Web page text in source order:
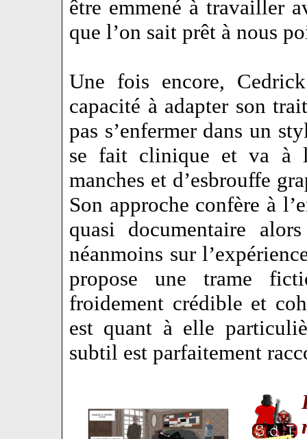
être emmené à travailler
que l’on sait prêt à nous
Une fois encore,
capacité à adapter son
pas s’enfermer dans un
se fait clinique et va à
manches et d’esbrouffe
Son approche confère à
quasi documentaire
néanmoins sur
propose une trame
froidement crédible et
est quant à elle
subtil est parfaitement